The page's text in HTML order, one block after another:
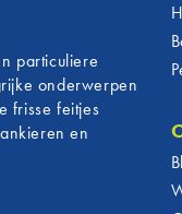
particuliere
onderwerpen
frisse feitjes
en